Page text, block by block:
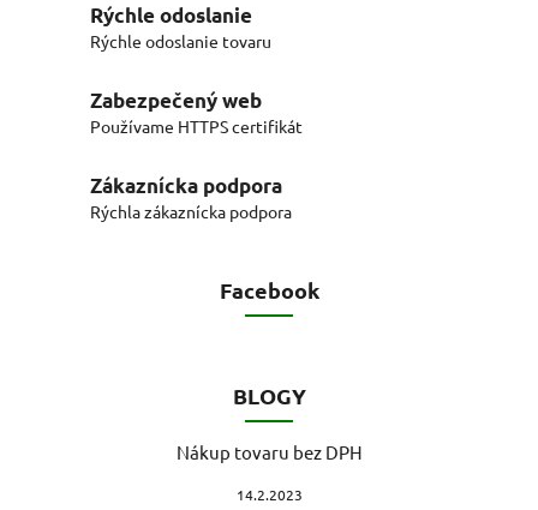
Rýchle odoslanie
Rýchle odoslanie tovaru
Zabezpečený web
Používame HTTPS certifikát
Zákaznícka podpora
Rýchla zákaznícka podpora
Facebook
BLOGY
Nákup tovaru bez DPH
14.2.2023